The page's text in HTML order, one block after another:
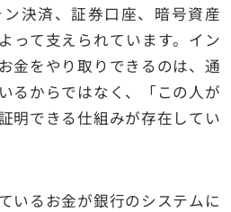
決済、証券口座、暗号資産
って支えられています。イン
金をやり取りできるのは、通
るからではなく、「この人が
明できる仕組みが存在してい
いるお金が銀行のシステムに